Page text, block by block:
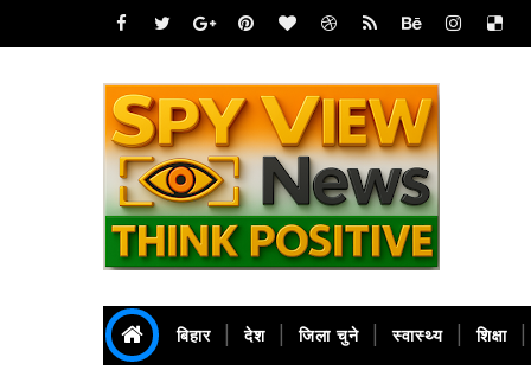
बिहार देश जिला चुने स्वास्थ्य शिक्षा